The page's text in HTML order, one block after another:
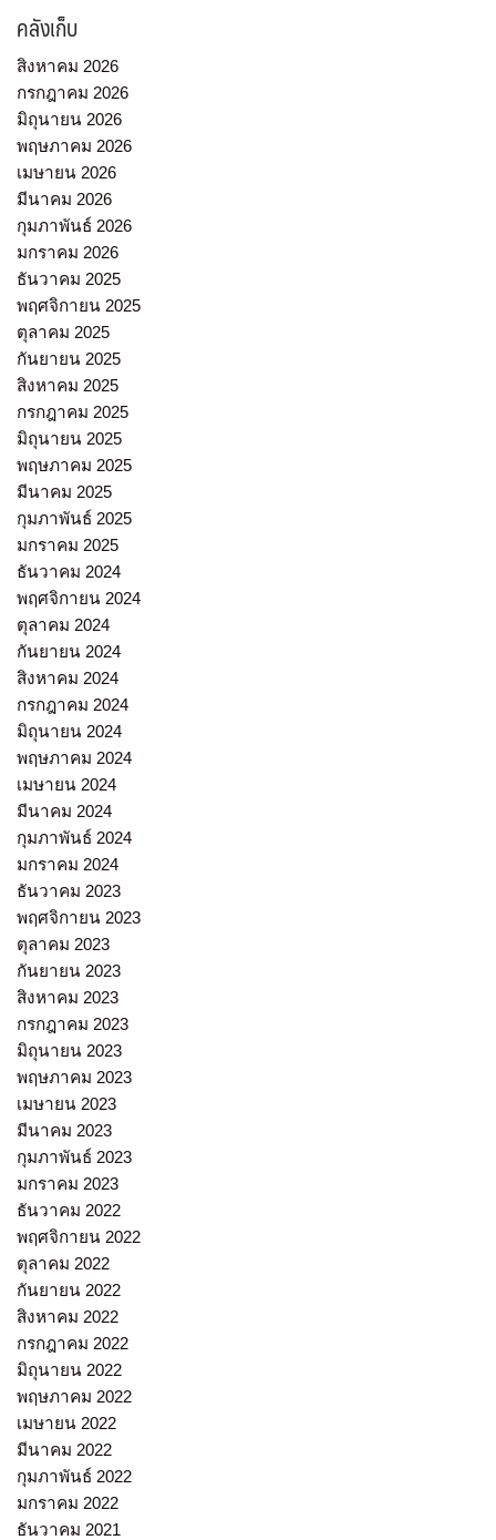
คลังเก็บ
สิงหาคม 2026
กรกฎาคม 2026
มิถุนายน 2026
พฤษภาคม 2026
เมษายน 2026
มีนาคม 2026
กุมภาพันธ์ 2026
มกราคม 2026
ธันวาคม 2025
พฤศจิกายน 2025
ตุลาคม 2025
กันยายน 2025
สิงหาคม 2025
กรกฎาคม 2025
มิถุนายน 2025
พฤษภาคม 2025
มีนาคม 2025
กุมภาพันธ์ 2025
มกราคม 2025
ธันวาคม 2024
พฤศจิกายน 2024
ตุลาคม 2024
กันยายน 2024
สิงหาคม 2024
กรกฎาคม 2024
มิถุนายน 2024
พฤษภาคม 2024
เมษายน 2024
มีนาคม 2024
กุมภาพันธ์ 2024
มกราคม 2024
ธันวาคม 2023
พฤศจิกายน 2023
ตุลาคม 2023
กันยายน 2023
สิงหาคม 2023
กรกฎาคม 2023
มิถุนายน 2023
พฤษภาคม 2023
เมษายน 2023
มีนาคม 2023
กุมภาพันธ์ 2023
มกราคม 2023
ธันวาคม 2022
พฤศจิกายน 2022
ตุลาคม 2022
กันยายน 2022
สิงหาคม 2022
กรกฎาคม 2022
มิถุนายน 2022
พฤษภาคม 2022
เมษายน 2022
มีนาคม 2022
กุมภาพันธ์ 2022
มกราคม 2022
ธันวาคม 2021